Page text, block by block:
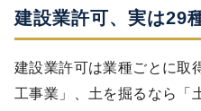
建設業許可、実は29
建設業許可は業種ごとに取
工事業」、土を掘るなら「